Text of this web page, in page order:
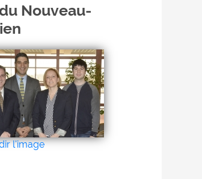
Nouveau-
l'image